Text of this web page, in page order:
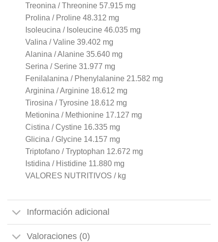
Treonina / Threonine 57.915 mg
Prolina / Proline 48.312 mg
Isoleucina / Isoleucine 46.035 mg
Valina / Valine 39.402 mg
Alanina / Alanine 35.640 mg
Serina / Serine 31.977 mg
Fenilalanina / Phenylalanine 21.582 mg
Arginina / Arginine 18.612 mg
Tirosina / Tyrosine 18.612 mg
Metionina / Methionine 17.127 mg
Cistina / Cystine 16.335 mg
Glicina / Glycine 14.157 mg
Triptofano / Tryptophan 12.672 mg
Istidina / Histidine 11.880 mg
VALORES NUTRITIVOS / kg
Información adicional
Valoraciones (0)